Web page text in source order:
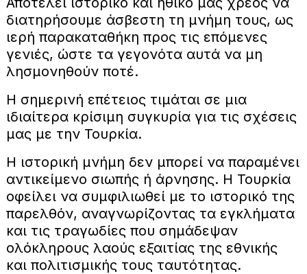
διατηρήσουμε άσβεστη τη μνήμη τους, ως
ιερή παρακαταθήκη προς τις επόμενες
γενιές, ώστε τα γεγονότα αυτά να μη
λησμονηθούν ποτέ.
Η σημερινή επέτειος τιμάται σε μια
ιδιαίτερα κρίσιμη συγκυρία για τις σχέσεις
μας με την Τουρκία.
Η ιστορική μνήμη δεν μπορεί να παραμένει
αντικείμενο σιωπής ή άρνησης. Η Τουρκία
οφείλει να συμφιλιωθεί με το ιστορικό της
παρελθόν, αναγνωρίζοντας τα εγκλήματα
και τις τραγωδίες που σημάδεψαν
ολόκληρους λαούς εξαιτίας της εθνικής
και πολιτισμικής τους ταυτότητας.